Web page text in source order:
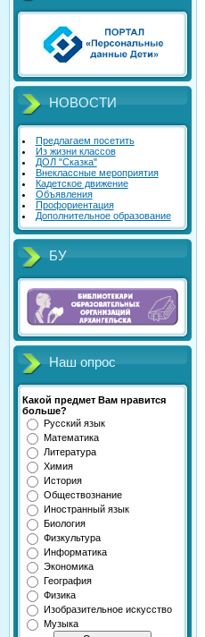
НОВОСТИ
Предлагаем посетить
Из жизни классов
ДОЛ "Сказка"
Внеклассные мероприятия
Кадетское движение
Объявления
Профориентация
Дополнительное образование
БУ
Наш опрос
Какой предмет Вам нравится
больше?
Русский язык
Математика
Литература
Химия
История
Обществознание
Иностранный язык
Биология
Физкультура
Информатика
Экономика
География
Физика
Изобразительное искусство
Музыка